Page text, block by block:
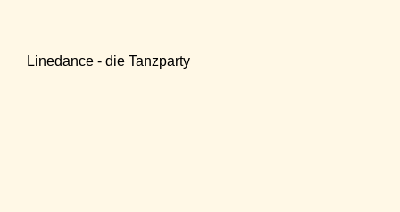
Linedance - die Tanzparty